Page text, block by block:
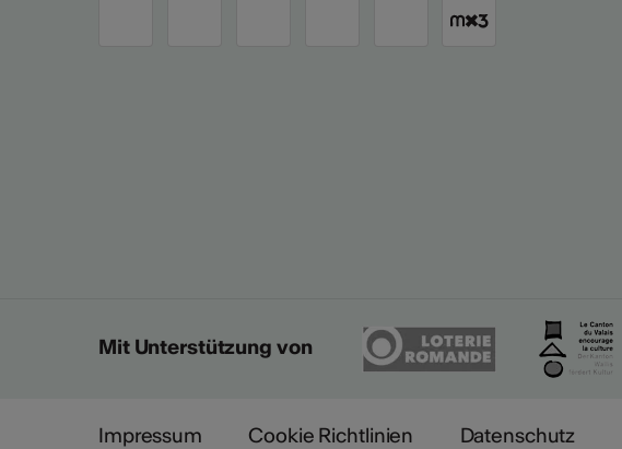
Mit Unterstützung von
Impressum Cookie Richtlinien Datenschutz